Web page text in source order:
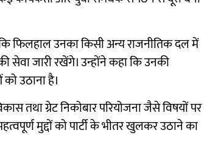
फिलहाल उनका किसी अन्य राजनीतिक दल में
सेवा जारी रखेंगे। उन्होंने कहा कि उनकी
उठाना है।
तथा ग्रेट निकोबार परियोजना जैसे विषयों पर
मुद्दों को पार्टी के भीतर खुलकर उठाने का